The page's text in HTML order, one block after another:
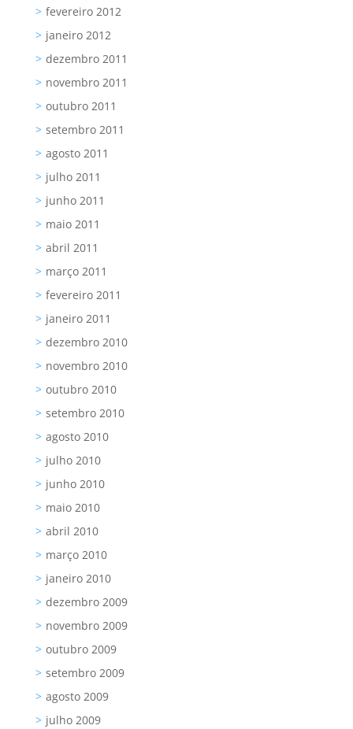
fevereiro 2012
janeiro 2012
dezembro 2011
novembro 2011
outubro 2011
setembro 2011
agosto 2011
julho 2011
junho 2011
maio 2011
abril 2011
março 2011
fevereiro 2011
janeiro 2011
dezembro 2010
novembro 2010
outubro 2010
setembro 2010
agosto 2010
julho 2010
junho 2010
maio 2010
abril 2010
março 2010
janeiro 2010
dezembro 2009
novembro 2009
outubro 2009
setembro 2009
agosto 2009
julho 2009